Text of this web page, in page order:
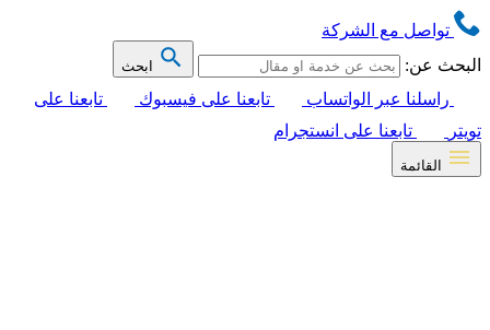
تواصل مع الشركة
البحث عن:
ابحث
راسلنا عبر الواتساب تابعنا على فيسبوك
تابعنا على
تويتر
تابعنا على انستجرام
القائمة